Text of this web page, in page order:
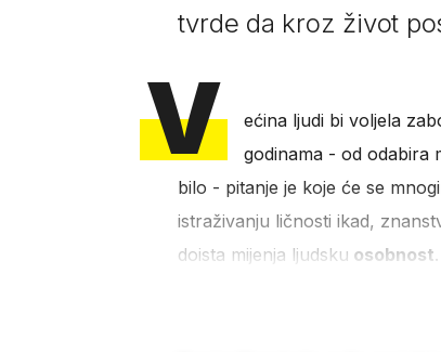
tvrde da kroz život
V
ećina ljudi bi voljela
godinama - od odabira
bilo - pitanje je koje će se
istraživanju ličnosti ikad,
doista mijenja ljudsku osobnost.